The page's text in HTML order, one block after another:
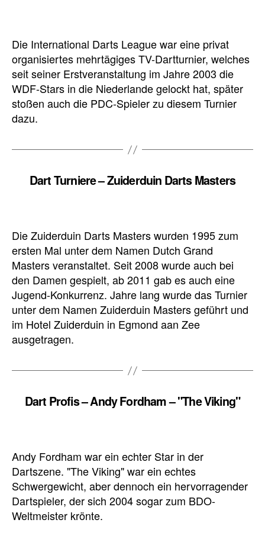
Die International Darts League war eine privat
organisiertes mehrtägiges TV-Dartturnier, welches
seit seiner Erstveranstaltung im Jahre 2003 die
WDF-Stars in die Niederlande gelockt hat, später
stoßen auch die PDC-Spieler zu diesem Turnier
dazu.
Dart Turniere – Zuiderduin Darts Masters
Die Zuiderduin Darts Masters wurden 1995 zum
ersten Mal unter dem Namen Dutch Grand
Masters veranstaltet. Seit 2008 wurde auch bei
den Damen gespielt, ab 2011 gab es auch eine
Jugend-Konkurrenz. Jahre lang wurde das Turnier
unter dem Namen Zuiderduin Masters geführt und
im Hotel Zuiderduin in Egmond aan Zee
ausgetragen.
Dart Profis – Andy Fordham – "The Viking"
Andy Fordham war ein echter Star in der
Dartszene. "The Viking" war ein echtes
Schwergewicht, aber dennoch ein hervorragender
Dartspieler, der sich 2004 sogar zum BDO-
Weltmeister krönte.